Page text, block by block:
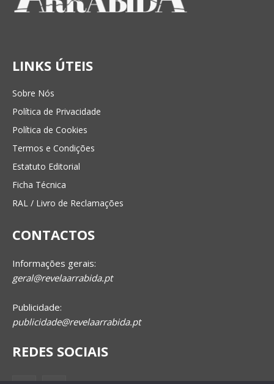
LINKS ÚTEIS
Sobre Nós
Política de Privacidade
Política de Cookies
Termos e Condições
Estatuto Editorial
Ficha Técnica
RAL / Livro de Reclamações
CONTACTOS
Informações gerais:
geral@revelaarrabida.pt
Publicidade:
publicidade@revelaarrabida.pt
REDES SOCIAIS